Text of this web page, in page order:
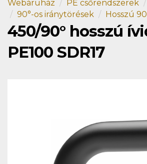
Webáruház PE csőrendszerek
90°-os iránytörések
Hosszú
450/90° hosszú
PE100 SDR17